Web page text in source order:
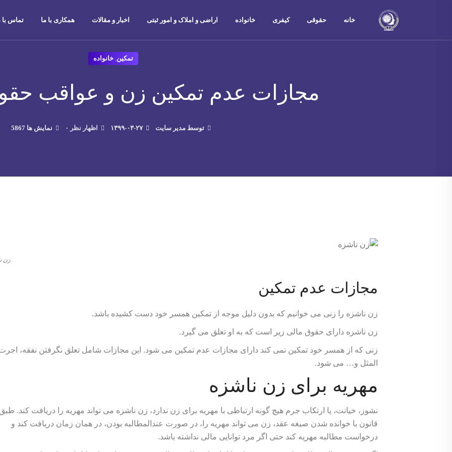
خانه حقوقی کیفری خانواده اراضی و املاک و امور ثبتی اخبار و مقالات همکاری با ما تماس با
تمکین,خانواده
مجازات عدم تمکین زن و عواقب
توسط مدیر سایت ۱۳۹۹-۰۳-۲۷ ۰ اظهار نظر 5867 نمایش ها
زن
مجازات عدم تمکین
زن ناشزه را زنی می خوانیم که بدون دلیل موجه از تمکین همسر خود دست کشیده باشد.
زن ناشزه دارای حقوق مالی زیر است که به او تعلق می گیرد.
زنی که از همسر خود تمکین نمی کند دارای مجازات عدم تمکین می شود. این مجازات شامل تعلق نگرفتن نفقه،
المثل و… می شود.
مهریه برای زن ناشزه
نشوز، خیانت، یا ارتکاب جرم هیچ گونه ارتباطی با مهریه برای زن ندارد، زن ناشزه می تواند مهریه را دریافت کند.
قانون با خوانده شدن صیغه عقد، زن می تواند مهریه را، در صورت عندالمطالبه بودن، در همان زمان دریافت کند و
درخواست مطالبه مهریه کند حتی اگر مرد توانایی مالی نداشته باشد.